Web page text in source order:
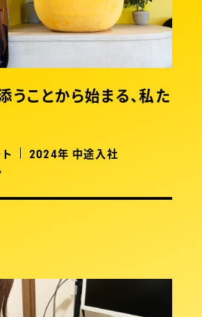
うことから始まる、私た
2024年 中途入社